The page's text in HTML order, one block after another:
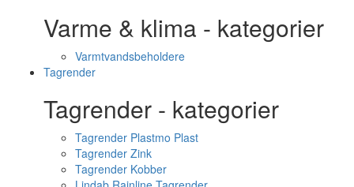
Varme & klima - kategorier
Varmtvandsbeholdere
Tagrender
Tagrender - kategorier
Tagrender Plastmo Plast
Tagrender Zink
Tagrender Kobber